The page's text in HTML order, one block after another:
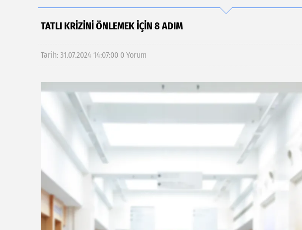
TATLI KRIZINI ÖNLEMEK IÇIN 8 ADIM
Tarih: 31.07.2024 14:07:00 0 Yorum